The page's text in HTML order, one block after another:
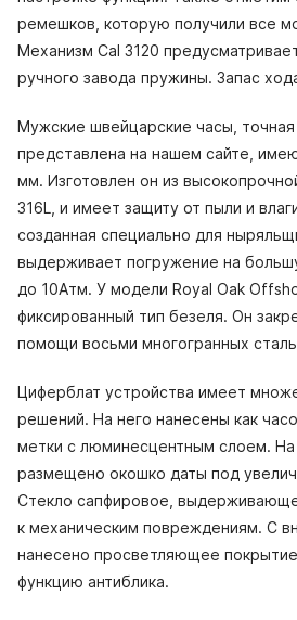
ремешков, которую получили все
Механизм Cal 3120
ручного завода пружины. Запас
Мужские швейцарские часы, точная
представлена на нашем сайте,
мм. Изготовлен он из
316L, и имеет защиту от пыли и
созданная специально для
выдерживает погружение на
до 10Атм. У модели Royal Oak
фиксированный тип безеля. Он
помощи восьми многогранных
Циферблат устройства имеет
решений. На него нанесены как
метки с люминесцентным слоем. На
размещено окошко даты под
Стекло сапфировое,
к механическим повреждениям. С
нанесено просветляющее
функцию антиблика.